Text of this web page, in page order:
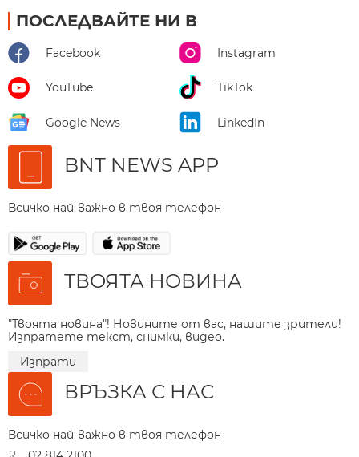
ПОСЛЕДВАЙТЕ НИ В
Facebook Instagram
YouTube TikTok
Google News LinkedIn
BNT NEWS APP
Всичко най-важно в твоя телефон
ТВОЯТА НОВИНА
"Твоята новина"! Новините от вас, нашите зрители!
Изпратете текст, снимки, видео.
Изпрати
ВРЪЗКА С НАС
Всичко най-важно в твоя телефон